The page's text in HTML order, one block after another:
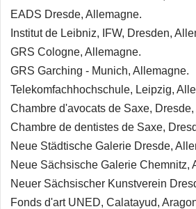
EADS Dresde, Allemagne.
Institut de Leibniz, IFW, Dresden,
GRS Cologne, Allemagne.
GRS Garching - Munich, Allemagne.
Telekomfachhochschule, Leipzig,
Chambre d'avocats de Saxe,
Chambre de dentistes de Saxe,
Neue Städtische Galerie Dresde,
Neue Sächsische Galerie Chemnitz,
Neuer Sächsischer Kunstverein
Fonds d'art UNED, Calatayud,